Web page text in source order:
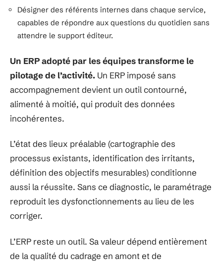
Désigner des référents internes dans chaque service,
capables de répondre aux questions du quotidien sans
attendre le support éditeur.
Un ERP adopté par les équipes transforme le
pilotage de l’activité. Un ERP imposé sans
accompagnement devient un outil contourné,
alimenté à moitié, qui produit des données
incohérentes.
L’état des lieux préalable (cartographie des
processus existants, identification des irritants,
définition des objectifs mesurables) conditionne
aussi la réussite. Sans ce diagnostic, le paramétrage
reproduit les dysfonctionnements au lieu de les
corriger.
L’ERP reste un outil. Sa valeur dépend entièrement
de la qualité du cadrage en amont et de